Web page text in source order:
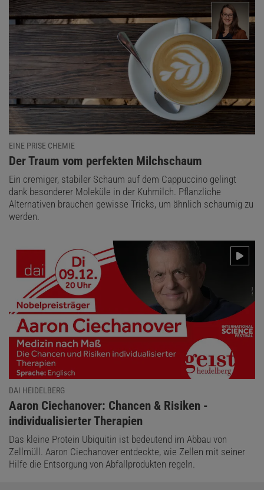
EINE PRISE CHEMIE
:
Der Traum vom perfekten Milchschaum
Ein cremiger, stabiler Schaum auf dem Cappuccino gelingt
dank besonderer Moleküle in der Kuhmilch. Pflanzliche
Alternativen brauchen gewisse Tricks, um ähnlich schaumig zu
werden.
DAI HEIDELBERG
:
Aaron Ciechanover: Chancen & Risiken ­
individualisierter Therapien
Das kleine Protein Ubiquitin ist bedeutend im Abbau von
Zellmüll. Aaron Ciechanover entdeckte, wie Zellen mit seiner
Hilfe die Entsorgung von Abfall­produkten regeln.